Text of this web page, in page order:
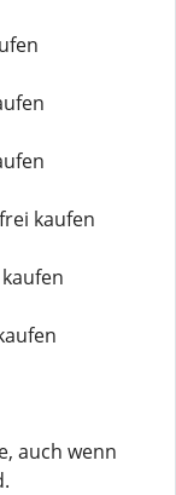
kaufen
auch wenn